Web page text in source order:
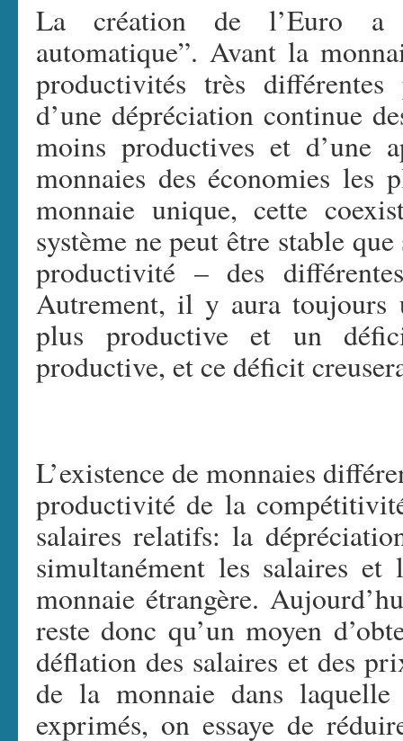
La création de l’Euro a
automatique”. Avant la
productivités très
d’une dépréciation continue
moins productives et d’une
monnaies des économies les
monnaie unique, cette
système ne peut être stable
productivité – des
Autrement, il y aura toujours
plus productive et un
productive, et ce déficit
L’existence de monnaies
productivité de la
salaires relatifs: la
simultanément les salaires
monnaie étrangère.
reste donc qu’un moyen
déflation des salaires et des
de la monnaie dans
exprimés, on essaye de